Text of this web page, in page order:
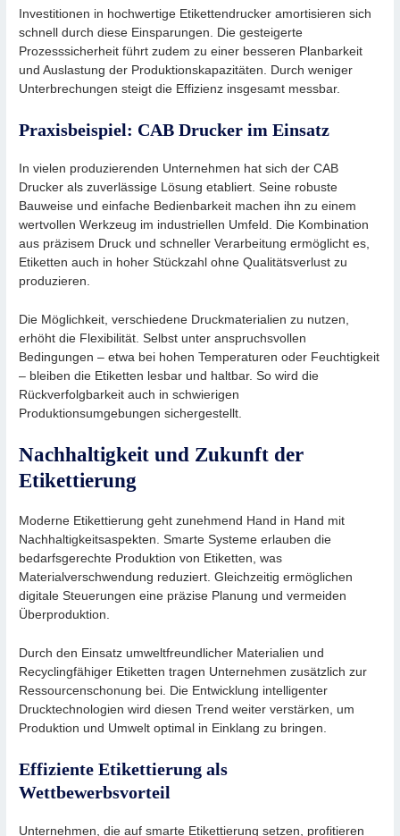
Investitionen in hochwertige Etikettendrucker amortisieren sich
schnell durch diese Einsparungen. Die gesteigerte
Prozesssicherheit führt zudem zu einer besseren Planbarkeit
und Auslastung der Produktionskapazitäten. Durch weniger
Unterbrechungen steigt die Effizienz insgesamt messbar.
Praxisbeispiel: CAB Drucker im Einsatz
In vielen produzierenden Unternehmen hat sich der CAB
Drucker als zuverlässige Lösung etabliert. Seine robuste
Bauweise und einfache Bedienbarkeit machen ihn zu einem
wertvollen Werkzeug im industriellen Umfeld. Die Kombination
aus präzisem Druck und schneller Verarbeitung ermöglicht es,
Etiketten auch in hoher Stückzahl ohne Qualitätsverlust zu
produzieren.
Die Möglichkeit, verschiedene Druckmaterialien zu nutzen,
erhöht die Flexibilität. Selbst unter anspruchsvollen
Bedingungen – etwa bei hohen Temperaturen oder Feuchtigkeit
– bleiben die Etiketten lesbar und haltbar. So wird die
Rückverfolgbarkeit auch in schwierigen
Produktionsumgebungen sichergestellt.
Nachhaltigkeit und Zukunft der
Etikettierung
Moderne Etikettierung geht zunehmend Hand in Hand mit
Nachhaltigkeitsaspekten. Smarte Systeme erlauben die
bedarfsgerechte Produktion von Etiketten, was
Materialverschwendung reduziert. Gleichzeitig ermöglichen
digitale Steuerungen eine präzise Planung und vermeiden
Überproduktion.
Durch den Einsatz umweltfreundlicher Materialien und
Recyclingfähiger Etiketten tragen Unternehmen zusätzlich zur
Ressourcenschonung bei. Die Entwicklung intelligenter
Drucktechnologien wird diesen Trend weiter verstärken, um
Produktion und Umwelt optimal in Einklang zu bringen.
Effiziente Etikettierung als
Wettbewerbsvorteil
Unternehmen, die auf smarte Etikettierung setzen, profitieren